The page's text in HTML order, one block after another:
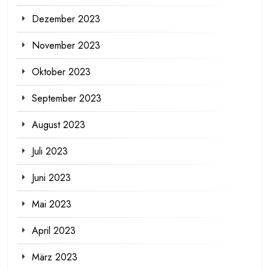
Dezember 2023
November 2023
Oktober 2023
September 2023
August 2023
Juli 2023
Juni 2023
Mai 2023
April 2023
März 2023